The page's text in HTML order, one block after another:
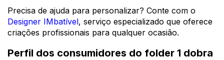
Precisa de ajuda para personalizar? Conte com o
Designer IMbatível, serviço especializado que oferece
criações profissionais para qualquer ocasião.
Perfil dos consumidores do folder 1 dobra